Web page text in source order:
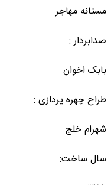
مستانه مهاجر
صدابردار :
بابک اخوان
طراح چهره پردازی :
شهرام خلج
سال ساخت: